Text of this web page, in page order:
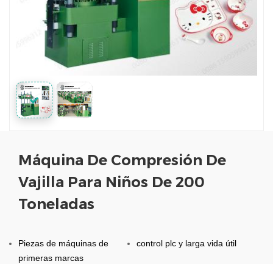
Máquina De Compresión De
Vajilla Para Niños De 200
Toneladas
Piezas de máquinas de
primeras marcas
control plc y larga vida útil